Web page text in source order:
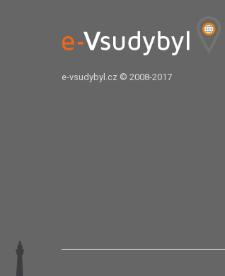
e-vsudybyl.cz © 2008-2017